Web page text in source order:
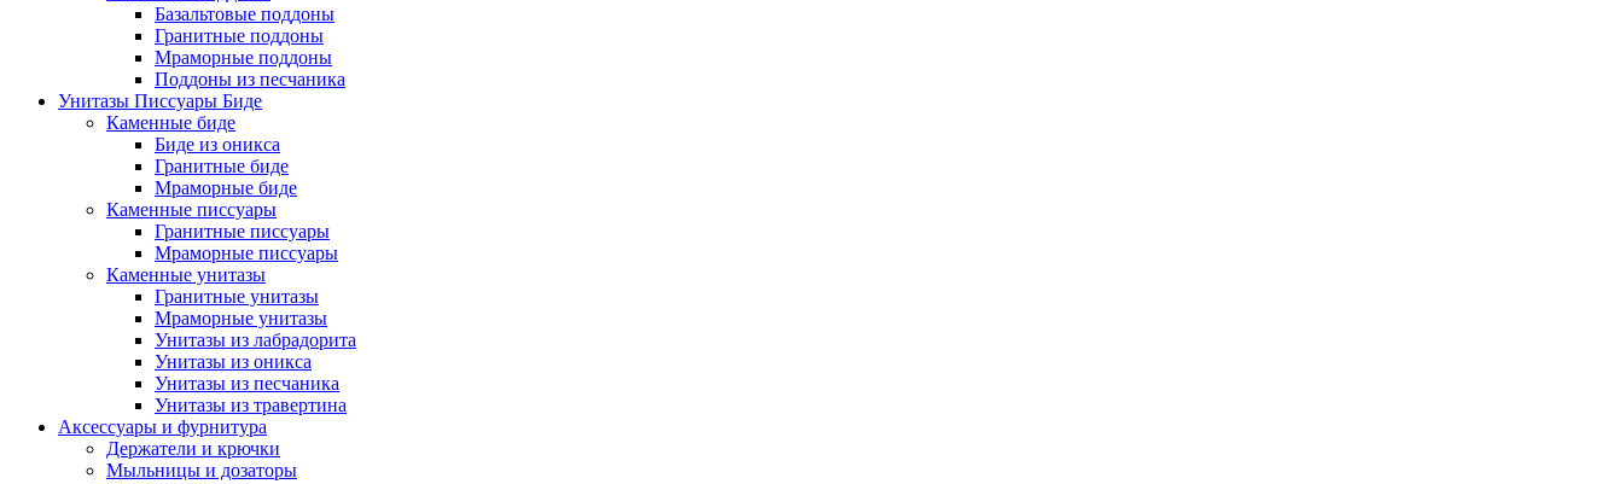
Базальтовые поддоны
Гранитные поддоны
Мраморные поддоны
Поддоны из песчаника
Унитазы Писсуары Биде
Каменные биде
Биде из оникса
Гранитные биде
Мраморные биде
Каменные писсуары
Гранитные писсуары
Мраморные писсуары
Каменные унитазы
Гранитные унитазы
Мраморные унитазы
Унитазы из лабрадорита
Унитазы из оникса
Унитазы из песчаника
Унитазы из травертина
Аксессуары и фурнитура
Держатели и крючки
Мыльницы и дозаторы